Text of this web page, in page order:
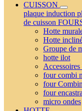
CUISSON
plaque induction
de cuisson
Hotte
Hotte
Groupe de
hotte ilot
four combi
four
four
micro ondes